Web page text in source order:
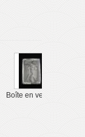
Boîte en verre...